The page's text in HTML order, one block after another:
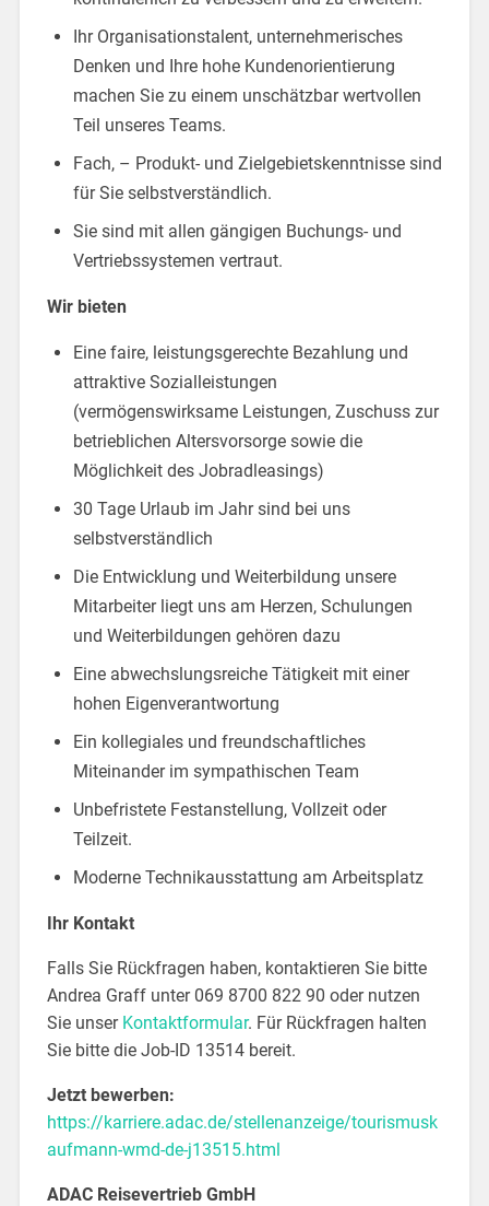
Ihr Organisationstalent, unternehmerisches
Denken und Ihre hohe Kundenorientierung
machen Sie zu einem unschätzbar wertvollen
Teil unseres Teams.
Fach, – Produkt- und Zielgebietskenntnisse sind
für Sie selbstverständlich.
Sie sind mit allen gängigen Buchungs- und
Vertriebssystemen vertraut.
Wir bieten
Eine faire, leistungsgerechte Bezahlung und
attraktive Sozialleistungen
(vermögenswirksame Leistungen, Zuschuss zur
betrieblichen Altersvorsorge sowie die
Möglichkeit des Jobradleasings)
30 Tage Urlaub im Jahr sind bei uns
selbstverständlich
Die Entwicklung und Weiterbildung unsere
Mitarbeiter liegt uns am Herzen, Schulungen
und Weiterbildungen gehören dazu
Eine abwechslungsreiche Tätigkeit mit einer
hohen Eigenverantwortung
Ein kollegiales und freundschaftliches
Miteinander im sympathischen Team
Unbefristete Festanstellung, Vollzeit oder
Teilzeit.
Moderne Technikausstattung am Arbeitsplatz
Ihr Kontakt
Falls Sie Rückfragen haben, kontaktieren Sie bitte
Andrea Graff unter 069 8700 822 90 oder nutzen
Sie unser Kontaktformular. Für Rückfragen halten
Sie bitte die Job-ID 13514 bereit.
Jetzt bewerben:
https://karriere.adac.de/stellenanzeige/tourismusk
aufmann-wmd-de-j13515.html
ADAC Reisevertrieb GmbH